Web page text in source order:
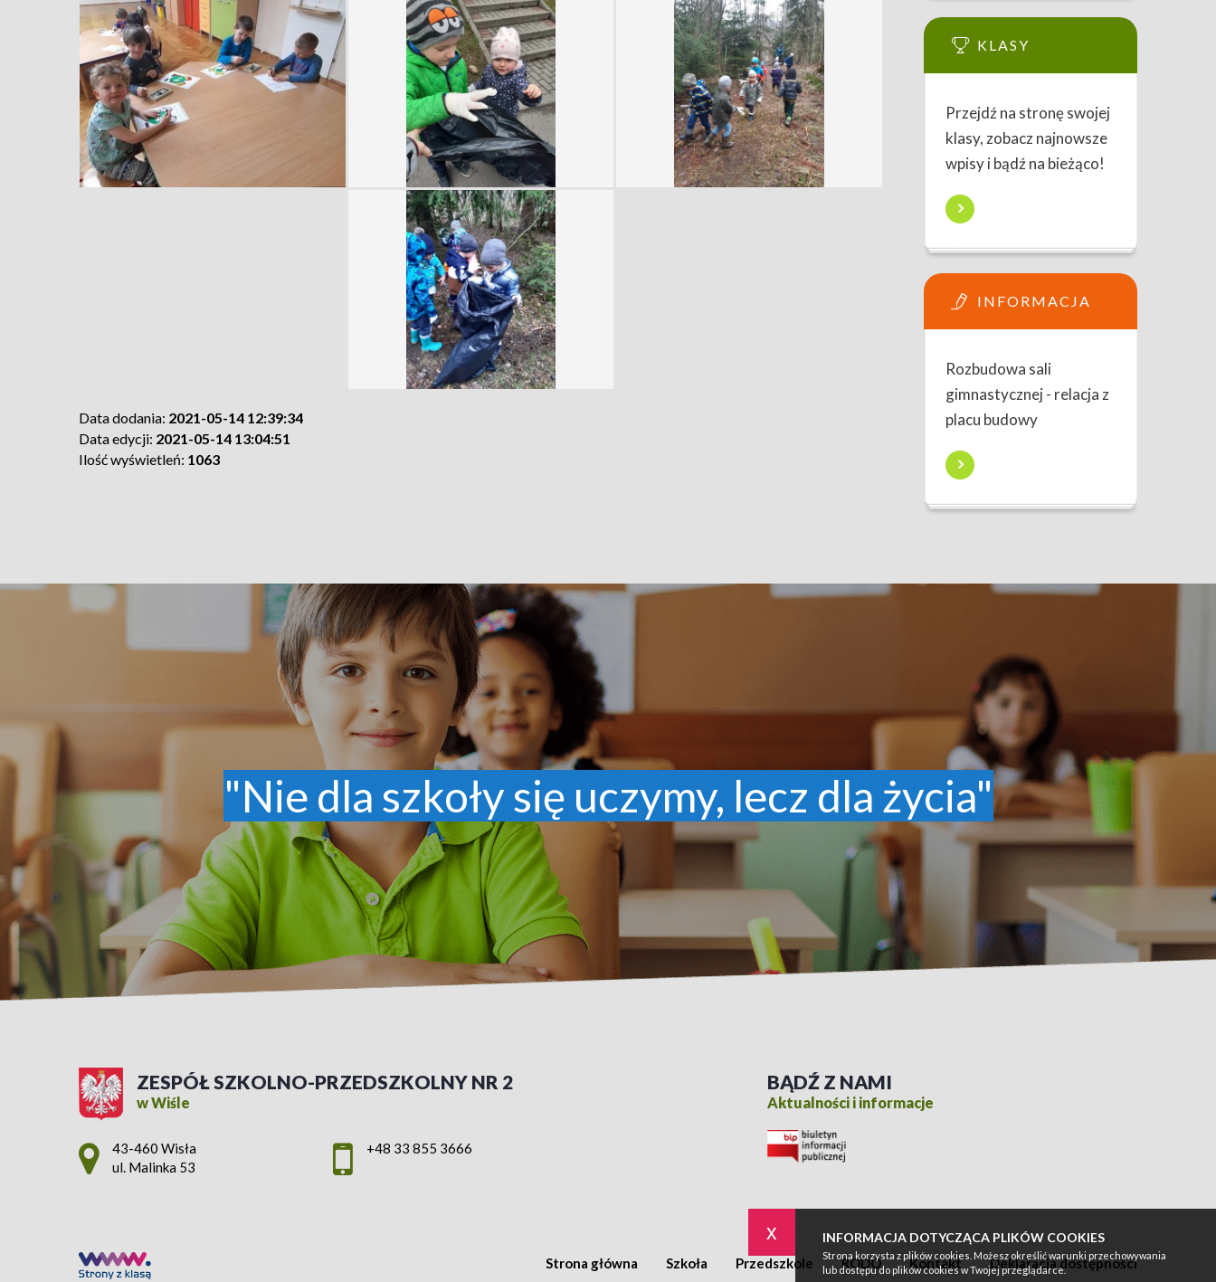
x INFORMACJA DOTYCZĄCA PLIKÓW COOKIES
Strona korzysta z plików cookies. Możesz określić warunki przechowywania
lub dostępu do plików cookies w Twojej przeglądarce.
Data dodania: 2021-05-14 12:39:34
Data edycji: 2021-05-14 13:04:51
Ilość wyświetleń: 1063
KLASY
Przejdź na stronę swojej
klasy, zobacz najnowsze
wpisy i bądź na bieżąco!
INFORMACJA
Rozbudowa sali
gimnastycznej - relacja z
placu budowy
"Nie dla szkoły się uczymy, lecz dla życia"
ZESPÓŁ SZKOLNO-PRZEDSZKOLNY NR 2
w Wiśle
Adres pocztowy:
43-460 Wisła
ul. Malinka 53
+48 33 855 3666
BĄDŹ Z NAMI
Aktualności i informacje
Strona główna Szkoła Przedszkole RODO Kontakt Deklaracja dostępności